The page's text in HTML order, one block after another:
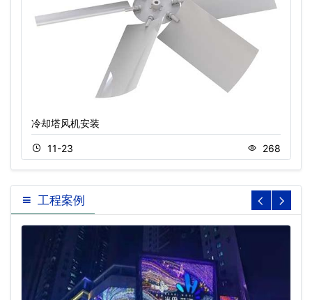
冷却塔风机安装
11-23 268
工程案例